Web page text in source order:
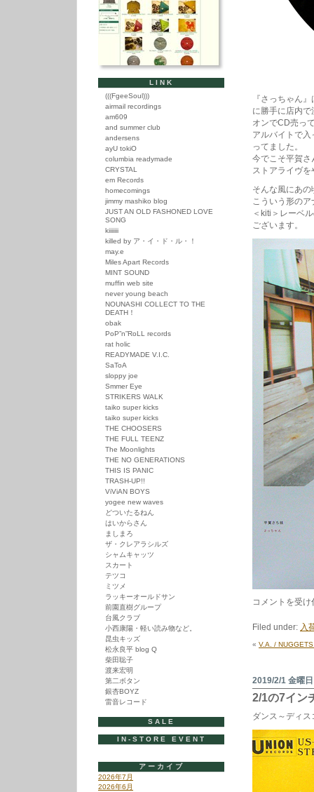
『さっちゃん
に勝手に店内
オンでCD売っ
アルバイトで
ってました。
今でこそ平賀さ
ストアライヴ
そんな風にあ
こういう形の
＜kiti＞レーベ
ございます。
平
ち
ち
ゃ
ん
コメントを受
Filed under: 入
« V.A. /
2019/2/1 金曜日
2/1の7イン
ダンス～ディ
LINK
(((FgeeSoul)))
airmail recordings
am609
and summer club
andersens
ayU tokiO
columbia readymade
CRYSTAL
em Records
homecomings
jimmy mashiko blog
JUST AN OLD FASHONED LOVE
SONG
kiiiiiii
killed by ア・イ・ド・ル・！
may.e
Miles Apart Records
MINT SOUND
muffin web site
never young beach
NOUNASHI COLLECT TO THE
DEATH！
obak
PoP”n”RoLL records
rat holic
READYMADE V.I.C.
SaToA
sloppy joe
Smmer Eye
STRIKERS WALK
taiko super kicks
taiko super kicks
THE CHOOSERS
THE FULL TEENZ
The Moonlights
THE NO GENERATIONS
THIS IS PANIC
TRASH-UP!!
ViViAN BOYS
yogee new waves
どついたるねん
はいからさん
ましまろ
ザ・クレアラシルズ
シャムキャッツ
スカート
テツコ
ミツメ
ラッキーオールドサン
前園直樹グループ
台風クラブ
小西康陽・軽い読み物など。
昆虫キッズ
松永良平 blog Q
柴田聡子
渡来宏明
第二ボタン
銀杏BOYZ
雷音レコード
SALE
IN-STORE EVENT
アーカイブ
2026年7月
2026年6月